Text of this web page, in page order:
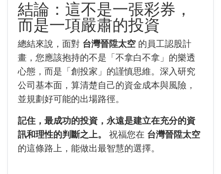
結論：這不是一張彩券，
而是一項嚴肅的投資
總結來說，面對 台灣晉陞太空 的員工認股計
畫，您應該抱持的不是「不拿白不拿」的樂透
心態，而是「創投家」的謹慎思維。深入研究
公司基本面，算清楚自己的資金成本與風險，
並規劃好可能的出場路徑。
記住，最成功的投資，永遠是建立在充分的資
訊和理性的判斷之上。
祝福您在 台灣晉陞太空
的這條路上，能做出最智慧的選擇。